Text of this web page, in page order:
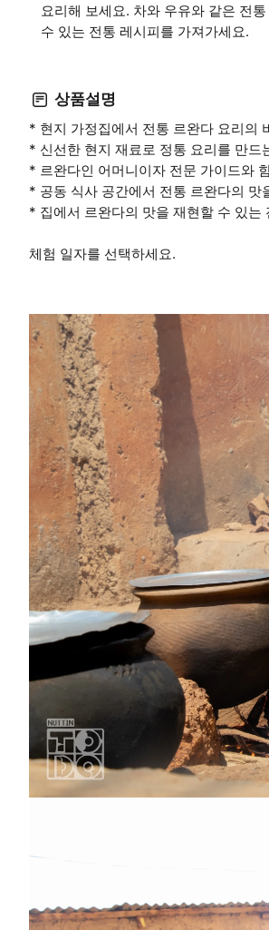
요리해 보세요. 차와 우유와 같은 전
수 있는 전통 레시피를 가져가세요.
상품설명
* 현지 가정집에서 전통 르완다 요리의
* 신선한 현지 재료로 정통 요리를 만드
* 르완다인 어머니이자 전문 가이드와
* 공동 식사 공간에서 전통 르완다의 맛
* 집에서 르완다의 맛을 재현할 수 있는
체험 일자를 선택하세요.